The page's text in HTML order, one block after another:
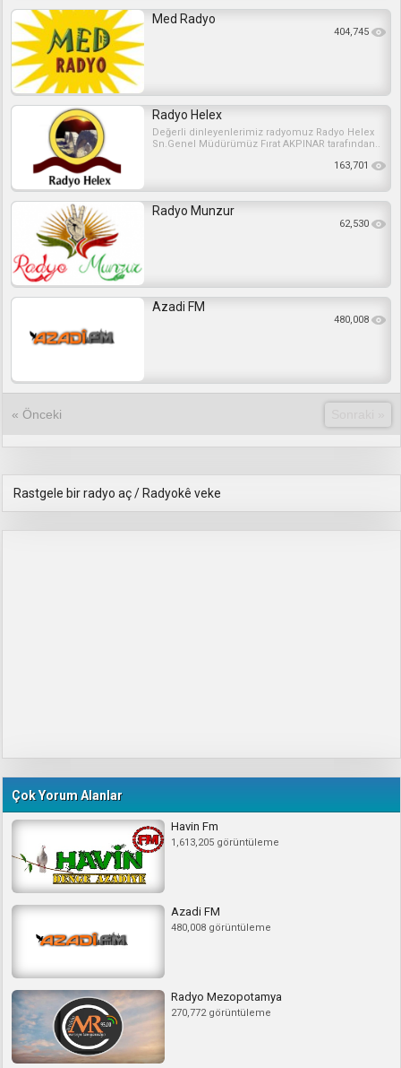
Med Radyo
404,745
Radyo Helex
Değerli dinleyenlerimiz radyomuz Radyo Helex
Sn.Genel Müdürümüz Fırat AKPINAR tarafından..
163,701
Radyo Munzur
62,530
Azadi FM
480,008
« Önceki
Rastgele bir radyo aç / Radyokê veke
Çok Yorum Alanlar
Havin Fm
1,613,205 görüntüleme
Azadi FM
480,008 görüntüleme
Radyo Mezopotamya
270,772 görüntüleme